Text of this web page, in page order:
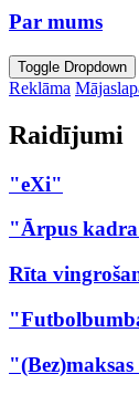
Par mums
Toggle Dropdown
Reklāma
Raidījumi
"eXi"
"Ārpus
Rīta